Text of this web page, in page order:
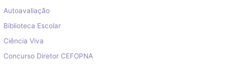
Autoavaliação
Biblioteca Escolar
Ciência Viva
Concurso Diretor CEFOPNA